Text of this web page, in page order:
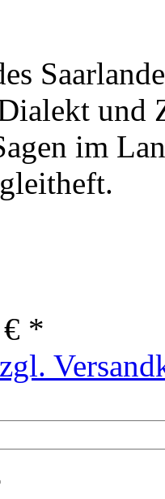
und
im
*